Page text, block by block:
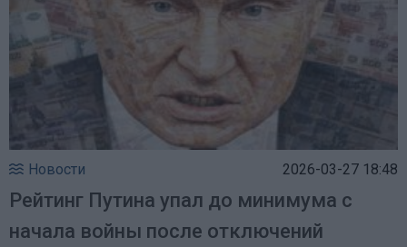
Новости 2026-03-27 18:48
Рейтинг Путина упал до минимума с
начала войны после отключений